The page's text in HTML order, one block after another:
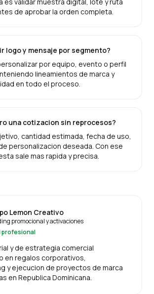
es validar muestra digital, lote y ruta
de aprobar la orden completa.
logo y mensaje por segmento?
por equipo, evento o perfil
lineamientos de marca y
en todo el proceso.
una cotizacion sin reprocesos?
cantidad estimada, fecha de uso,
personalizacion deseada. Con ese
sale mas rapida y precisa.
Lemon Creativo
promocional y activaciones
profesional
y de estrategia comercial
en regalos corporativos,
y ejecucion de proyectos de marca
en Republica Dominicana.